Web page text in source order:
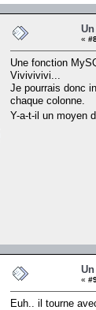
«
Une fonction
Vivivivivi...
Je pourrais donc
chaque colonne.
Y-a-t-il un moyen
«
Euh.. il tourne